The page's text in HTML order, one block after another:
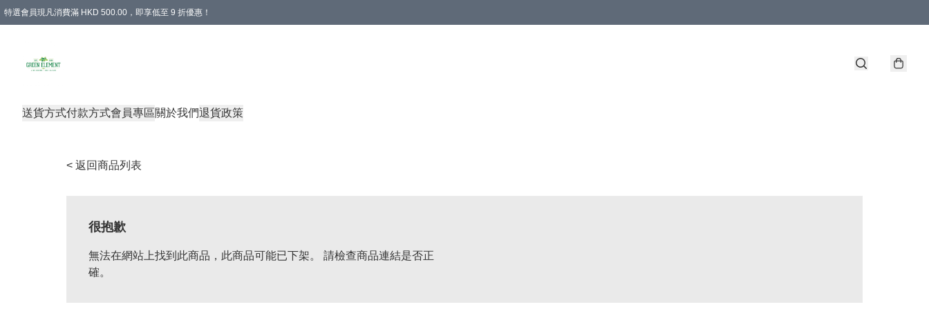
特選會員現凡消費滿 HKD 500.00，即享低至 9 折優惠！
送貨方式付款方式會員專區關於我們退貨政策
< 返回商品列表
很抱歉
無法在網站上找到此商品，此商品可能已下架。 請檢查商品連結是否正
確。